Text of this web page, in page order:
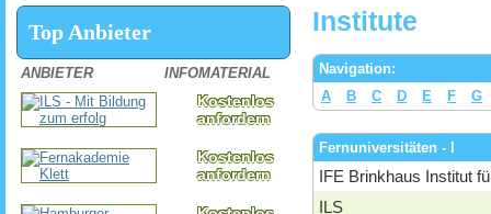
Institute
Navigation:
A
B C D E F G
Fernuniversitäten - I
IFE Brinkhaus Institut
ILS
Top Anbieter
ANBIETER INFOMATERIAL
Kostenlos
anfordern
Kostenlos
anfordern